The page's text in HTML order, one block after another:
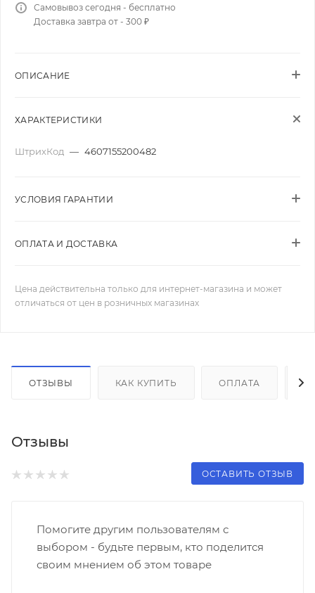
Самовывоз сегодня - бесплатно
Доставка завтра от - 300 ₽
ОПИСАНИЕ
ХАРАКТЕРИСТИКИ
ШтрихКод — 4607155200482
УСЛОВИЯ ГАРАНТИИ
ОПЛАТА И ДОСТАВКА
Цена действительна только для интернет-магазина и может
отличаться от цен в розничных магазинах
ОТЗЫВЫ КАК КУПИТЬ ОПЛАТА
Отзывы
ОСТАВИТЬ ОТЗЫВ
Помогите другим пользователям с
выбором - будьте первым, кто поделится
своим мнением об этом товаре